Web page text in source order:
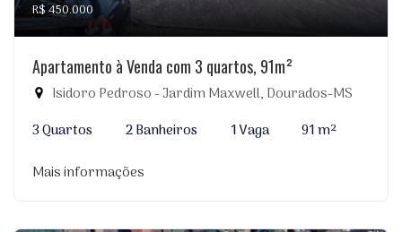
R$ 450.000
Apartamento à Venda com 3 quartos, 91m²
Isidoro Pedroso - Jardim Maxwell, Dourados-MS
3 Quartos
2 Banheiros 1 Vaga
91 m²
Mais informações